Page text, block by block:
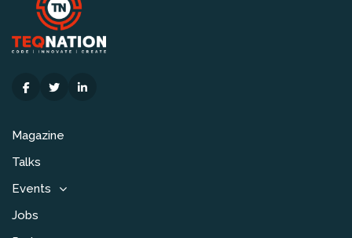
Magazine
Talks
Events
Jobs